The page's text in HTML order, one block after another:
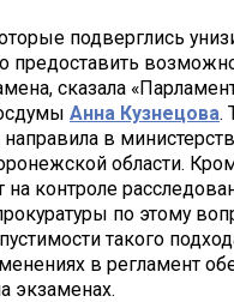
подверглись
предоставить
сказала
Анна Кузнецова.
в
области.
на контроле
по этому
такого
в регламент
экзаменах.